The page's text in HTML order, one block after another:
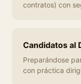
contratos) con
Candidatos al
Preparándose
con práctica